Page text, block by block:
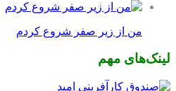
من از زیر صفر شروع کردم
لینک‌های مهم